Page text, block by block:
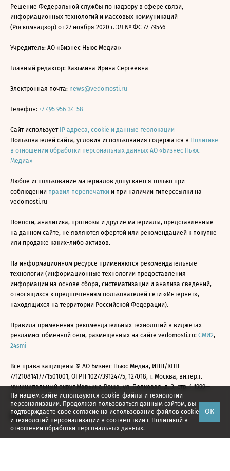
На нашем сайте используются cookie-файлы и технологии
персонализации. Продолжая пользоваться данным сайтом, вы
подтверждаете свое согласие на использование файлов cookie
и технологий персонализации в соответствии с Политикой в
отношении обработки персональных данных.
ОК
Решение Федеральной службы по надзору в сфере связи,
информационных технологий и массовых коммуникаций
(Роскомнадзор) от 27 ноября 2020 г. ЭЛ № ФС 77-79546
Учредитель: АО «Бизнес Ньюс Медиа»
Главный редактор: Казьмина Ирина Сергеевна
Электронная почта: news@vedomosti.ru
Телефон: +7 495 956-34-58
Сайт использует IP адреса, cookie и данные геолокации
Пользователей сайта, условия использования содержатся в Политике
в отношении обработки персональных данных АО «Бизнес Ньюс
Медиа»
Любое использование материалов допускается только при
соблюдении правил перепечатки и при наличии гиперссылки на
vedomosti.ru
Новости, аналитика, прогнозы и другие материалы, представленные
на данном сайте, не являются офертой или рекомендацией к покупке
или продаже каких-либо активов.
На информационном ресурсе применяются рекомендательные
технологии (информационные технологии предоставления
информации на основе сбора, систематизации и анализа сведений,
относящихся к предпочтениям пользователей сети «Интернет»,
находящихся на территории Российской Федерации).
Правила применения рекомендательных технологий в виджетах
рекламно-обменной сети, размещенных на сайте vedomosti.ru: СМИ2,
24smi
Все права защищены © АО Бизнес Ньюс Медиа, ИНН/КПП
7712108141/771501001, ОГРН 1027739124775, 127018, г. Москва, вн.тер.г.
муниципальный округ Марьина Роща, ул. Полковая, д. 3, стр. 1 1999—
2026